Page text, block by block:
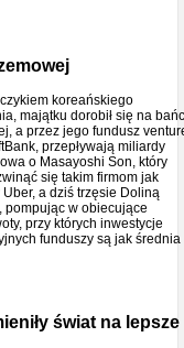
koreańskiego
majątku dorobił się na
a przez jego fundusz
przepływają miliardy
o Masayoshi Son, który
się takim firmom jak
Uber, a dziś trzęsie Doliną
pompując w obiecujące
przy których inwestycje
funduszy są jak średnia
świat na lepsze